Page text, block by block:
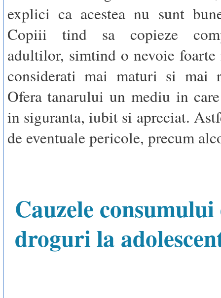
explici ca acestea nu sunt
Copiii tind sa copieze
adultilor, simtind o nevoie foarte
considerati mai maturi si mai
Ofera tanarului un mediu in
in siguranta, iubit si apreciat.
de eventuale pericole, precum
Cauzele consumului
droguri la